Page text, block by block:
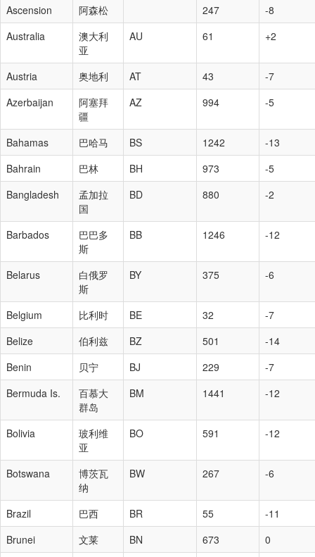
Ascension 阿森松 247
-8
Australia
澳大利
亚
AU 61 +2
Austria 奥地利 AT 43
-7
Azerbaijan
阿塞拜
疆
AZ 994 -5
Bahamas 巴哈马 BS 1242
-13
Bahrain
巴林 BH 973
-5
Bangladesh
孟加拉
国
BD 880 -2
Barbados
巴巴多
斯
BB 1246 -12
Belarus
白俄罗
斯
BY 375 -6
Belgium 比利时 BE 32
-7
Belize
伯利兹 BZ 501
-14
Benin
贝宁 BJ 229
-7
Bermuda Is.
百慕大
群岛
BM 1441 -12
Bolivia
玻利维
亚
BO 591 -12
Botswana
博茨瓦
纳
BW 267 -6
Brazil 巴西 BR 55
-11
Brunei
文莱 BN 673
0